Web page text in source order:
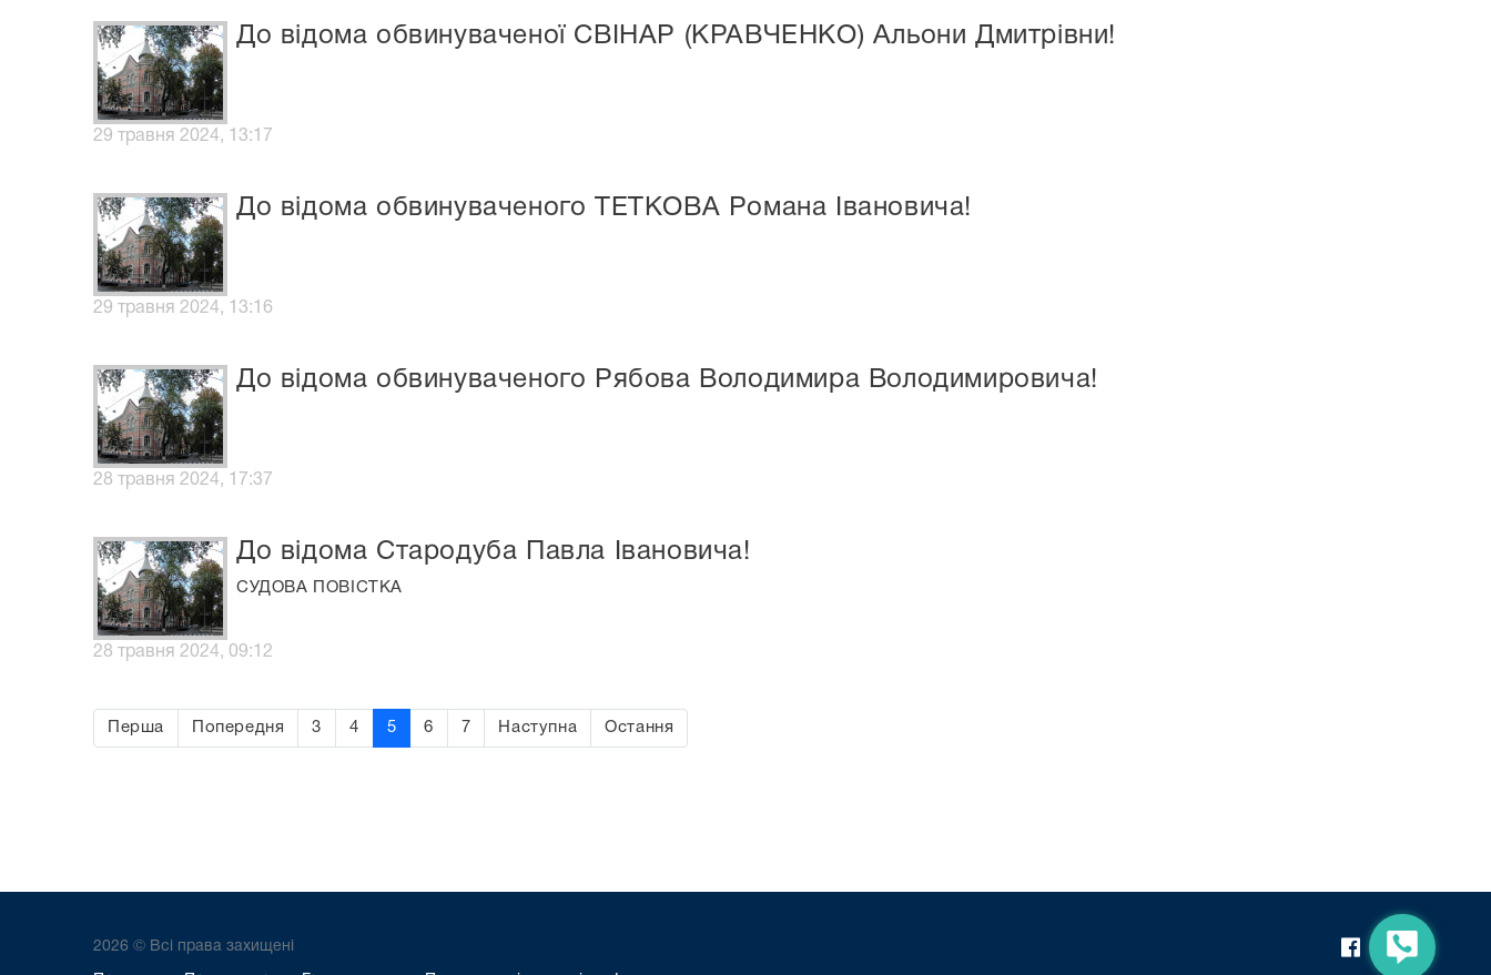
До відома обвинуваченої СВІНАР (КРАВЧЕНКО) Альони Дмитрівни!
29 травня 2024, 13:17
До відома обвинуваченого ТЕТКОВА Романа Івановича!
29 травня 2024, 13:16
До відома обвинуваченого Рябова Володимира Володимировича!
28 травня 2024, 17:37
До відома Стародуба Павла Івановича!
СУДОВА ПОВІСТКА
28 травня 2024, 09:12
Перша Попередня 3 4 5 6 7 Наступна Остання
2026 © Всі права захищені